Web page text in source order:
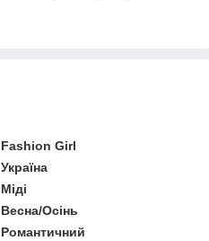
Fashion Girl
Україна
Міді
Весна/Осінь
Романтичний